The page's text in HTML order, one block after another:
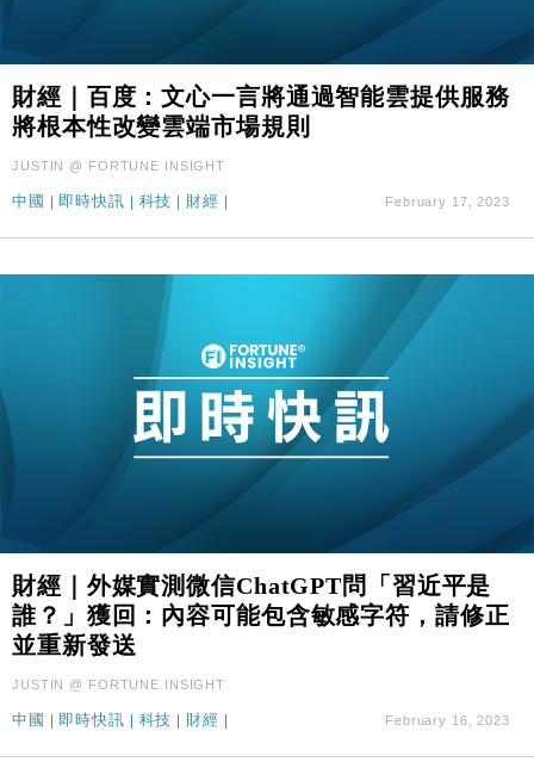
財經｜百度：文心一言將通過智能雲提供服務
將根本性改變雲端市場規則
JUSTIN @ FORTUNE INSIGHT
中國 | 即時快訊 | 科技 | 財經 | February 17, 2023
財經｜外媒實測微信ChatGPT問「習近平是
誰？」獲回：內容可能包含敏感字符，請修正
並重新發送
JUSTIN @ FORTUNE INSIGHT
中國 即時快訊 科技 財經 February 16, 2023